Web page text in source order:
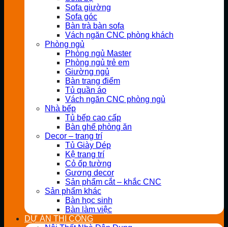
Sofa giường
Sofa góc
Bàn trà bàn sofa
Vách ngăn CNC phòng khách
Phòng ngủ
Phòng ngủ Master
Phòng ngủ trẻ em
Giường ngủ
Bàn trang điểm
Tủ quần áo
Vách ngăn CNC phòng ngủ
Nhà bếp
Tủ bếp cao cấp
Bàn ghế phòng ăn
Decor – trang trí
Tủ Giày Dép
Kệ trang trí
Cỏ ốp tường
Gương decor
Sản phẩm cắt – khắc CNC
Sản phẩm khác
Bàn học sinh
Bàn làm việc
DỰ ÁN THI CÔNG